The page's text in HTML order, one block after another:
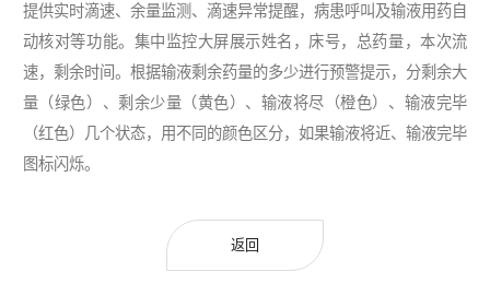
提供实时滴速、余量监测、滴速异常提醒，病患呼叫及输液用药自
动核对等功能。集中监控大屏展示姓名，床号，总药量，本次流
速，剩余时间。根据输液剩余药量的多少进行预警提示，分剩余大
量（绿色）、剩余少量（黄色）、输液将尽（橙色）、输液完毕
（红色）几个状态，用不同的颜色区分，如果输液将近、输液完毕
图标闪烁。
返回